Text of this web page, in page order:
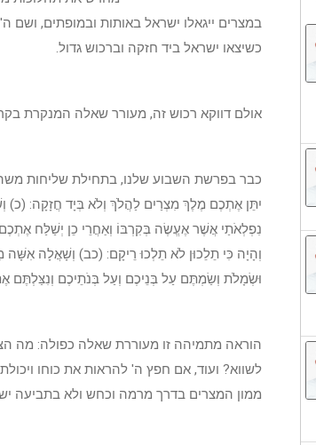
במצרים ייגאלו ישראל באותות ובמופתים, ושם
כשיצאו ישראל ביד חזקה וברכוש גדול.
אולם דווקא רכוש זה, מעורר שאלה המנקרת
כבר בפרשת השבוע שלנו, בתחילת שליחות משה
יִתֵּן אֶתְכֶם מֶלֶךְ מִצְרַיִם לַהֲלֹךְ וְלֹא בְּיָד חֲזָקָה: (כ)
נִפְלְאֹתַי אֲשֶׁר אֶעֱשֶׂה בְּקִרְבּוֹ וְאַחֲרֵי כֵן יְשַׁלַּח
וְהָיָה כִּי תֵלֵכוּן לֹא תֵלְכוּ רֵיקָם: (כב) וְשָׁאֲלָה
וּשְׂמָלֹת וְשַׂמְתֶּם עַל בְּנֵיכֶם וְעַל בְּנֹתֵיכֶם וְנִצַּלְתֶּם
הוראה מתמיהה זו מעוררת שאלה כפולה: מה
לשווא? ועוד, אם חפץ ה' להראות את כוחו
ממון המצרים בדרך מרמה וכחש ולא בתביעה